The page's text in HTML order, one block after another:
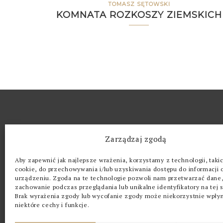
Zarządzaj zgodą
Aby zapewnić jak najlepsze wrażenia, korzystamy z technologii,
cookie, do przechowywania i/lub uzyskiwania dostępu do informacji
urządzeniu. Zgoda na te technologie pozwoli nam przetwarzać
zachowanie podczas przeglądania lub unikalne identyfikatory na tej
Brak wyrażenia zgody lub wycofanie zgody może niekorzystnie
niektóre cechy i funkcje.
TOMASZ SĘTOWSKI
KOMNATA ROZKOSZY ZIEMSKICH
Kwintesencja (z łac. quinta essentia, dosł.
eteryczne tworzywo ciał niebieskich –
żywioł (obok ziemi, ognia, wody i powietrza).
„Kwintesencja” zrodziła się z pasji i
z pięknem i sztuką.